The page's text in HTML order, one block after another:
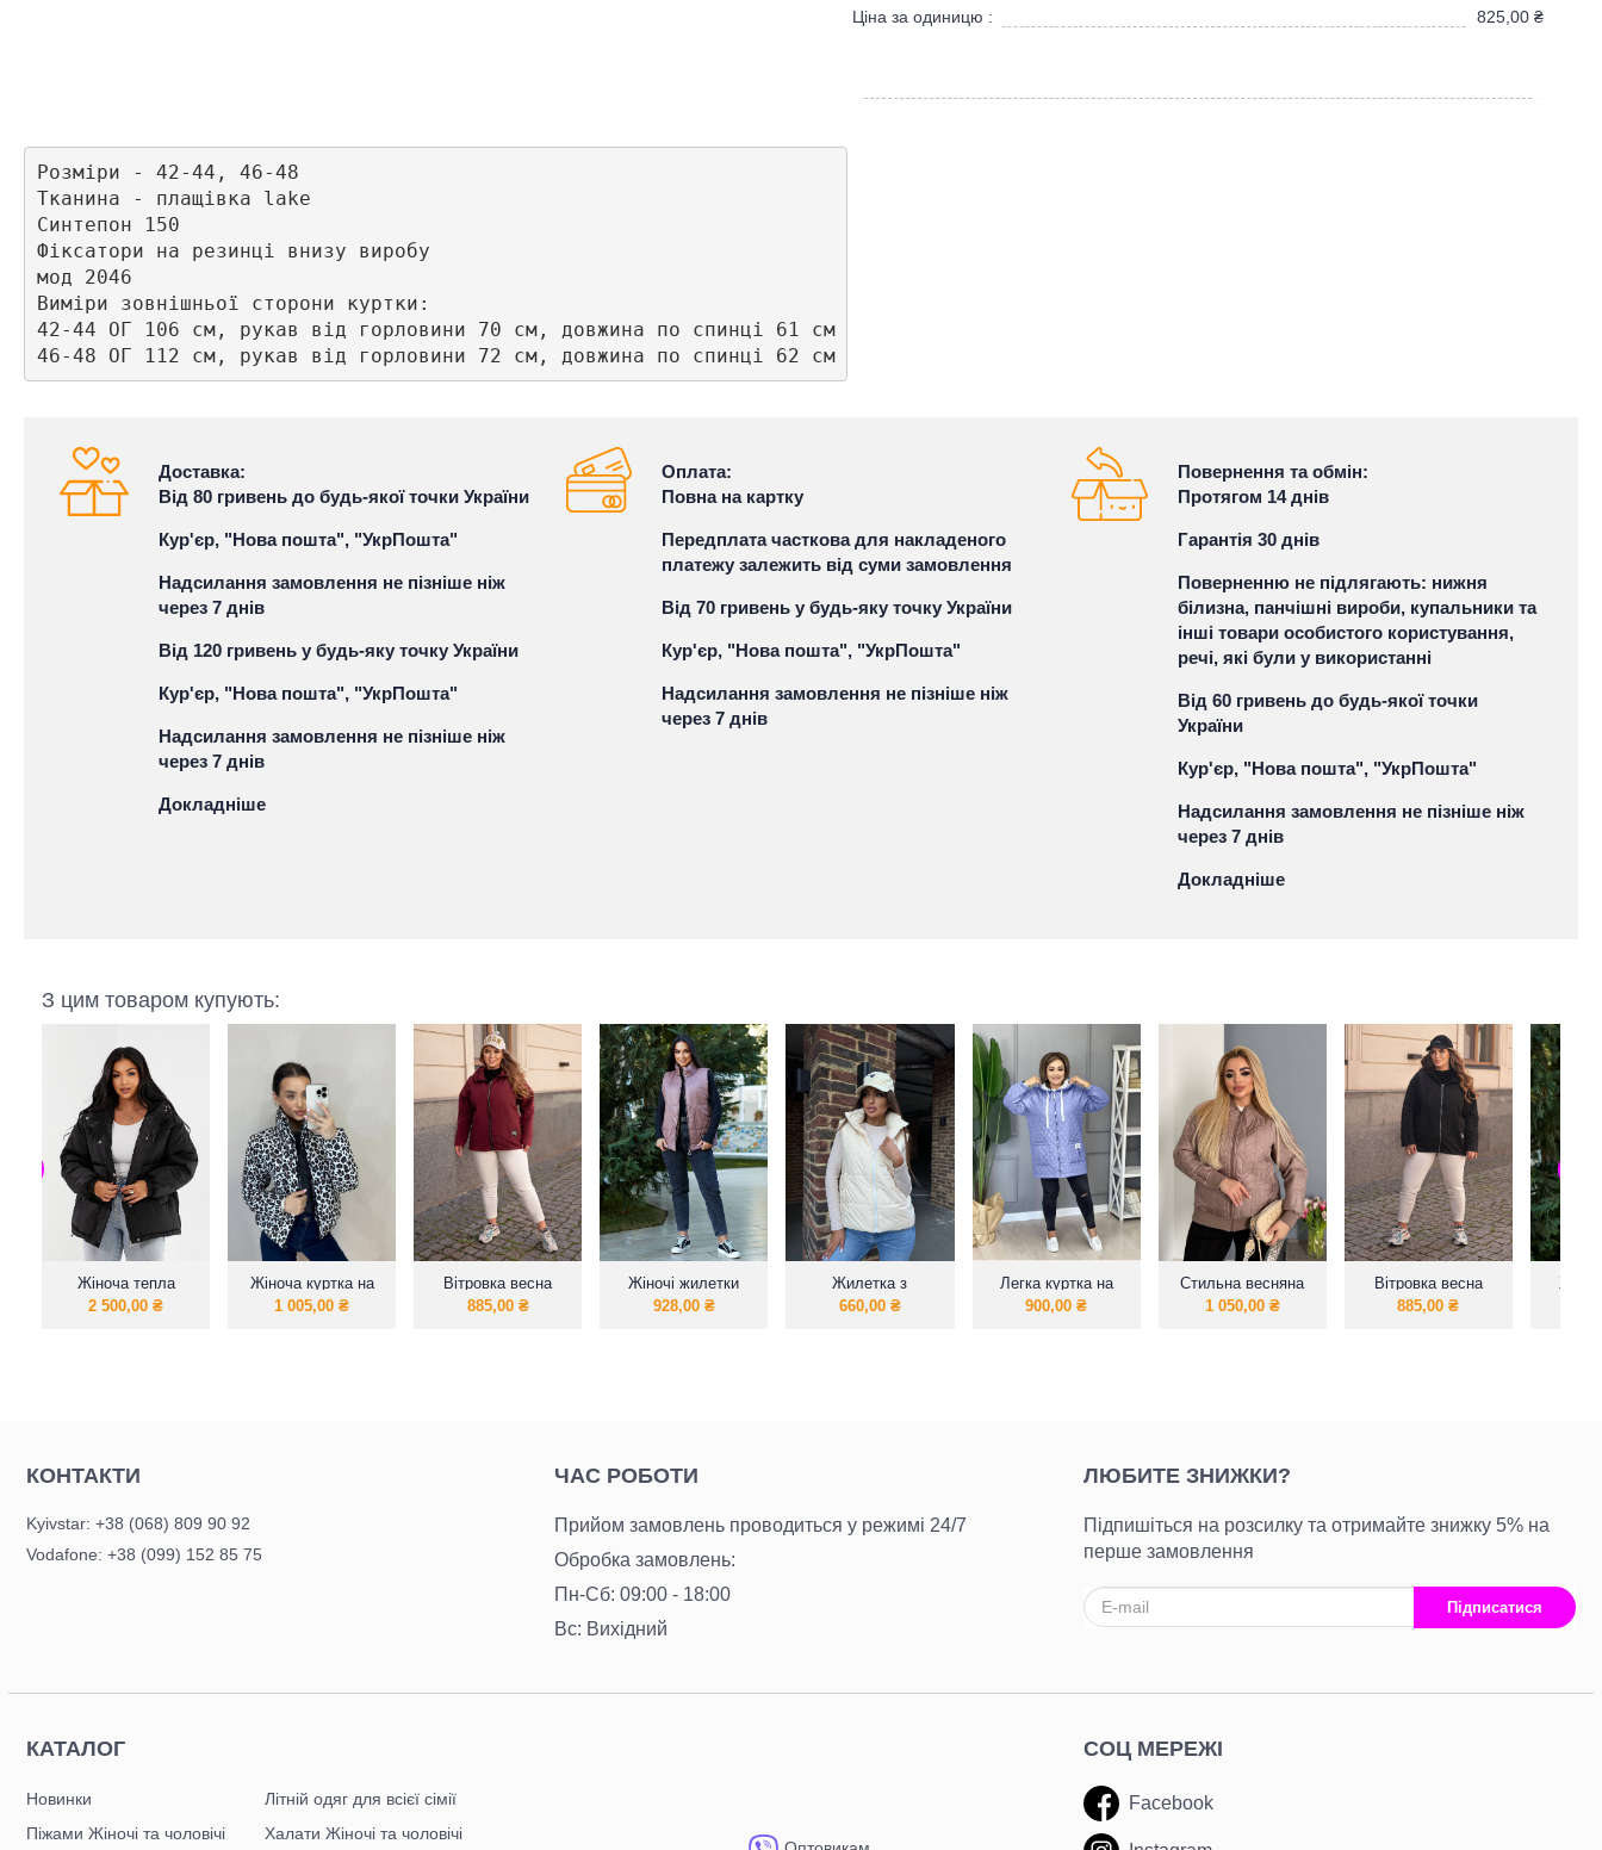
Ціна за одиницю : 825,00 ₴
Розміри - 42-44, 46-48
Тканина - плащівка lake
Синтепон 150
Фіксатори на резинці внизу виробу
мод 2046
Виміри зовнішньої сторони куртки:
42-44 ОГ 106 см, рукав від горловини 70 см, довжина по спинці 61 см
46-48 ОГ 112 см, рукав від горловини 72 см, довжина по спинці 62 см
Доставка:
Від 80 гривень до будь-якої точки України
Кур'єр, "Нова пошта", "УкрПошта"
Надсилання замовлення не пізніше ніж
через 7 днів
Від 120 гривень у будь-яку точку України
Кур'єр, "Нова пошта", "УкрПошта"
Надсилання замовлення не пізніше ніж
через 7 днів
Докладніше
Оплата:
Повна на картку
Передплата часткова для накладеного
платежу залежить від суми замовлення
Від 70 гривень у будь-яку точку України
Кур'єр, "Нова пошта", "УкрПошта"
Надсилання замовлення не пізніше ніж
через 7 днів
Повернення та обмін:
Протягом 14 днів
Гарантія 30 днів
Поверненню не підлягають: нижня
білизна, панчішні вироби, купальники та
інші товари особистого користування,
речі, які були у використанні
Від 60 гривень до будь-якої точки
України
Кур'єр, "Нова пошта", "УкрПошта"
Надсилання замовлення не пізніше ніж
через 7 днів
Докладніше
З цим товаром купують:
Жіноча тепла
зимова куртка
2 500,00₴
Жіноча куртка на
осінь
1 005,00₴
Вітровка весна
2024
885,00 ₴
Жіночі жилетки
великих розмірів
928,00 ₴
Жилетка з
капюшоном!
660,00 ₴
Легка куртка на
блискавці, прямого
900,00₴
Стильна весняна
куртка-бомбер
1 050,00 ₴
Вітровка весна
2024
885,00₴
КОНТАКТИ
Kyivstar: +38 (068) 809 90 92
Vodafone: +38 (099) 152 85 75
ЧАС РОБОТИ
Прийом замовлень проводиться у режимі 24/7
Обробка замовлень:
Пн-Сб: 09:00 - 18:00
Вс: Вихідний
ЛЮБИТЕ ЗНИЖКИ?
Підпишіться на розсилку та отримайте знижку 5% на
перше замовлення
Підписатися
КАТАЛОГ
Новинки
Літній одяг для всієї сімії
Піжами Жіночі та чоловічі
Халати Жіночі та чоловічі
СОЦ МЕРЕЖІ
Facebook